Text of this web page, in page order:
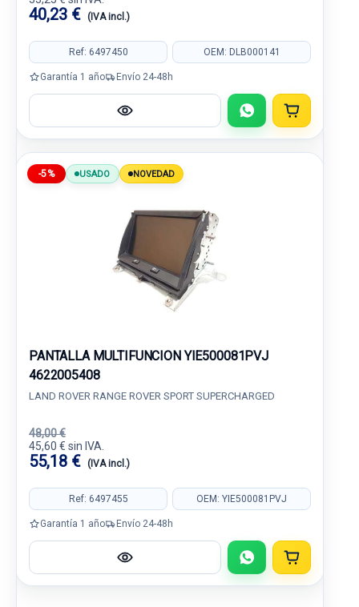
40,23 € (IVA incl.)
Ref: 6497450 OEM: DLB000141
Garantía 1 año Envío 24-48h
-5% USADO NOVEDAD
PANTALLA MULTIFUNCION YIE500081PVJ
4622005408
LAND ROVER RANGE ROVER SPORT SUPERCHARGED
48,00 €
45,60 € sin IVA.
55,18 € (IVA incl.)
Ref: 6497455 OEM: YIE500081PVJ
Garantía 1 año Envío 24-48h